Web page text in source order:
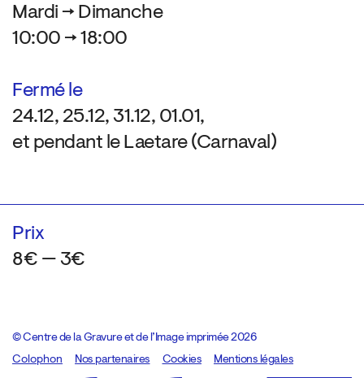
Mardi → Dimanche
10:00 → 18:00
Fermé le
24.12, 25.12, 31.12, 01.01,
et pendant le Laetare (Carnaval)
Prix
8€ — 3€
© Centre de la Gravure et de l’Image imprimée 2026
Colophon
Design:Marcel Kaczmarek, code:8080.studio
Nos partenaires Cookies Mentions légales